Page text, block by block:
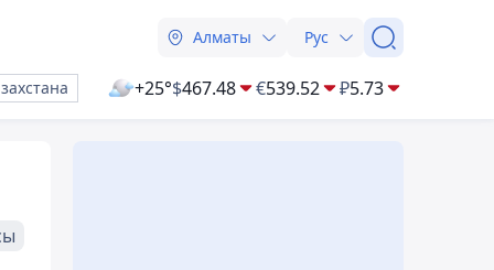
Алматы Рус
+25°$467.48 €539.52 ₽5.73